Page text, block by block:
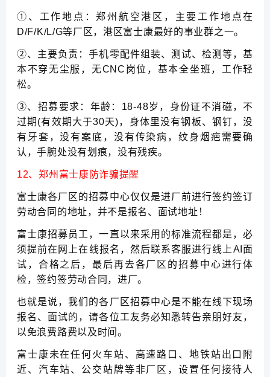
①、工作地点：郑州航空港区，主要工作地点在
D/F/K/L/G等厂区，港区富士康最好的事业群之一。
②、主要负责：手机零配件组装、测试、检测等，基
本不穿无尘服，无CNC岗位，基本全坐班，工作轻
松。
③、招募要求：年龄：18-48岁，身份证不消磁，不
过期(有效期大于30天)，身体里没有钢板、钢钉，没
有牙套，没有案底，没有传染病，纹身烟疤需要确
认，手腕处没有划痕，没有残疾。
12、郑州富士康防诈骗提醒
富士康各厂区的招募中心仅仅是进厂前进行签约签订
劳动合同的地址，并不是报名、面试地址！
富士康招募员工，一直以来采用的标准流程都是，必
须提前在网上在线报名，然后联系客服进行线上AI面
试，合格之后，最后再去各厂区的招募中心进行体
检，签约签劳动合同，进厂。
也就是说，我们的各厂区招募中心是不能在线下现场
报名、面试的，请各位工友务必知悉转告亲朋好友，
以免浪费路费以及时间。
富士康未在任何火车站、高速路口、地铁站出口附
近、汽车站、公交站牌等非厂区，设置任何接待人